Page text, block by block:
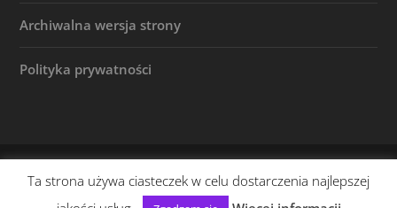
Archiwalna wersja strony
Polityka prywatności
| Powered by stony.pl
Ta strona używa ciasteczek w celu dostarczenia najlepszej